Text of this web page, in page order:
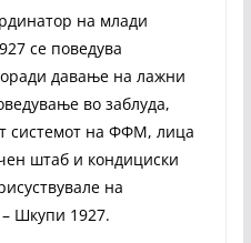
на млади
се поведува
давање на лажни
во заблуда,
системот на ФФМ, лица
штаб и кондициски
на
Шкупи 1927.